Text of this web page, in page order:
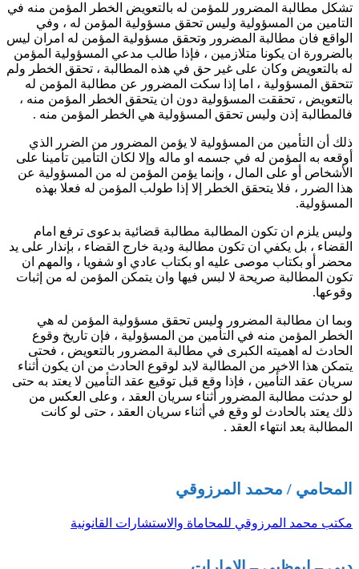
تشكل مطالبة المضرور للمؤمن له بالتعويض الخطر المؤمن منه في
التامين من المسؤولية وليس تحقق مسؤولية المؤمن له ، وفي
الواقع فان مطالبة المضرور وتحقق مسؤولية المؤمن له امران ليس
بالضرورة ان يكونا متلازمين ، فإذا طالب مدعي المسؤولية المؤمن
له بالتعويض وكان على غير حق في هذه المطالبة ، تحقق الخطر ولم
تتحقق المسؤولية ، اما إذا سكت المضرور عن مطالبة المؤمن له
بالتعويض ، تحققت المسؤولية دون ان يتحقق الخطر المؤمن منه ،
فالمطالبة إذن وليس تحقق المسؤولية هي الخطر المؤمن منه .
ذلك أن التأمين من المسؤولية لا يؤمن المضرور من الضرر الذي
أوقعه به المؤمن له في جسمه او ماله وإلا لكان التأمين تأمينا على
الأشخاص أو على المال ، وإنما يؤمن المؤمن له من المسؤولية عن
هذا الضرر ، فلا يتحقق الخطر إلا إذا طولب المؤمن له فعلا بهذه
المسؤولية.
وليس يلزم ان تكون المطالبة مطالبة قضائية بدعوى ترفع امام
القضاء ، بل يكفي ان تكون مطالبة ودية خارج القضاء ، بإنذار على يد
محضر أو بكتاب موصى عليه او بكتاب عادي او شفويا ، والمهم ان
تكون المطالبة صريحة لا لبس فيها وان يتمكن المؤمن له من إثبات
وقوعها.
وبما ان مطالبة المضرور وليس تحقق مسؤولية المؤمن له هي
الخطر المؤمن منه في التأمين من المسؤولية ، فإن تاريخ وقوع
الحادث له اهميته الكبرى في مطالبة المضرور بالتعويض ، فحتى
يتمكن هذا الاخير من المطالبة لابد لوقوع الحادث من ان يكون أثناء
سريان عقد التأمين ، فإذا وقع قبل توقيع عقد التأمين لا يعتد به حتى
لو حدثت مطالبة المضرور أثناء سريان العقد ، وعلى العكس من
ذلك يعتد بالحادث لو وقع في أثناء سريان العقد ، حتى لو كانت
المطالبة بعد انتهاء العقد .
المحامي / محمد المرزوقي
مكتب محمد المرزوقي للمحاماة والاستشارات القانونية